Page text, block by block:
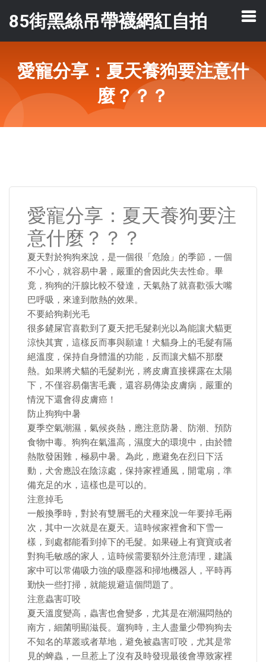
85街黑絲吊帶襪網紅自拍
愛寵分享：夏天養狗要注意什
麼？？？
愛寵分享：夏天養狗要注
意什麼？？？
夏天對於狗狗來說，是一個很「危險」的季節，一個
不小心，就容易中暑，嚴重的會因此失去性命。畢
竟，狗狗的汗腺比較不發達，天氣熱了就喜歡張大嘴
巴呼吸，來達到散熱的效果。
不要給狗剃光毛
很多鏟屎官喜歡到了夏天把毛髮剃光以為能讓犬貓更
涼快其實，這樣反而事與願違！犬貓身上的毛髮有隔
絕溫度，保持自身體溫的功能，反而讓犬貓不那麼
熱。如果將犬貓的毛髮剃光，將皮膚直接裸露在太陽
下，不僅容易傷害毛囊，還容易傳染皮膚病，嚴重的
情況下還會得皮膚癌！
防止狗狗中暑
夏季空氣潮濕，氣候炎熱，應注意防暑、防潮、預防
食物中毒。狗狗在氣溫高，濕度大的環境中，由於體
熱散發困難，極易中暑。為此，應避免在烈日下活
動，犬舍應設在陰涼處，保持家裡通風，開電扇，準
備充足的水，這樣也是可以的。
注意掉毛
一般換季時，對於有雙層毛的犬種來說一年要掉毛兩
次，其中一次就是在夏天。這時候家裡會和下雪一
樣，到處都能看到掉下的毛髮。如果碰上有寶寶或者
對狗毛敏感的家人，這時候需要額外注意清理，建議
家中可以常備吸力強的吸塵器和掃地機器人，平時再
勤快一些打掃，就能規避這個問題了。
注意蟲害叮咬
夏天溫度變高，蟲害也會變多，尤其是在潮濕悶熱的
南方，細菌明顯滋長。遛狗時，主人盡量少帶狗狗去
不知名的草叢或者草地，避免被蟲害叮咬，尤其是常
見的蜱蟲，一旦惹上了沒有及時發現最後會導致家裡